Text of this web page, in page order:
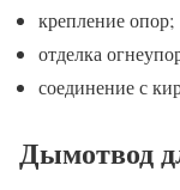
крепление опор;
отделка
соединение с
Дымотвод